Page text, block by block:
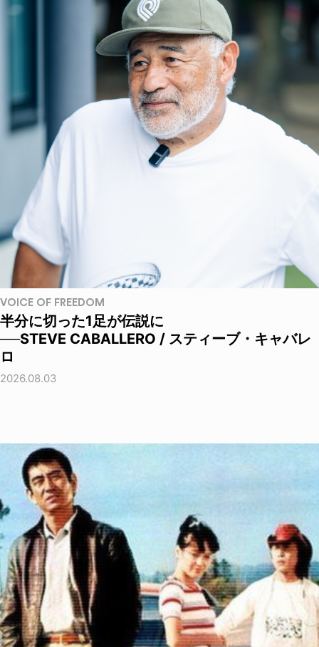
VOICE OF FREEDOM
半分に切った1足が伝説に
──STEVE CABALLERO / スティーブ・キャバレ
ロ
2026.08.03